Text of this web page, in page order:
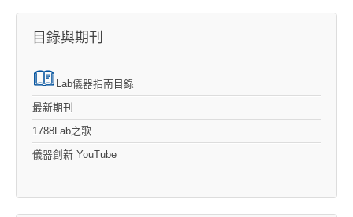
目錄與期刊
Lab儀器指南目錄
最新期刊
1788Lab之歌
儀器創新 YouTube